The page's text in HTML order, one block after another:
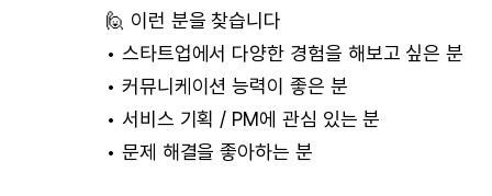
🙋 이런 분을 찾습니다
• 스타트업에서 다양한 경험을 해보고 싶은 분
• 커뮤니케이션 능력이 좋은 분
• 서비스 기획 / PM에 관심 있는 분
• 문제 해결을 좋아하는 분